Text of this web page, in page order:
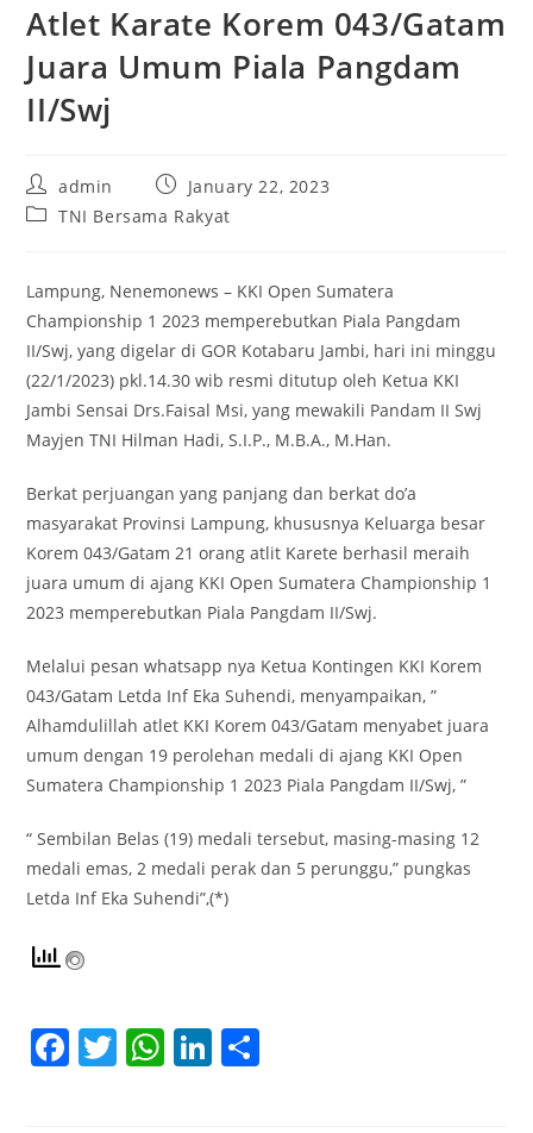
Atlet Karate Korem 043/Gatam
Juara Umum Piala Pangdam
II/Swj
Post
author:
admin
Post
published:
January 22, 2023
PostTNI Bersama Rakyat
Lampung, Nenemonews – KKI Open Sumatera
Championship 1 2023 memperebutkan Piala Pangdam
II/Swj, yang digelar di GOR Kotabaru Jambi, hari ini minggu
(22/1/2023) pkl.14.30 wib resmi ditutup oleh Ketua KKI
Jambi Sensai Drs.Faisal Msi, yang mewakili Pandam II Swj
Mayjen TNI Hilman Hadi, S.I.P., M.B.A., M.Han.
Berkat perjuangan yang panjang dan berkat do’a
masyarakat Provinsi Lampung, khususnya Keluarga besar
Korem 043/Gatam 21 orang atlit Karete berhasil meraih
juara umum di ajang KKI Open Sumatera Championship 1
2023 memperebutkan Piala Pangdam II/Swj.
Melalui pesan whatsapp nya Ketua Kontingen KKI Korem
043/Gatam Letda Inf Eka Suhendi, menyampaikan, ”
Alhamdulillah atlet KKI Korem 043/Gatam menyabet juara
umum dengan 19 perolehan medali di ajang KKI Open
Sumatera Championship 1 2023 Piala Pangdam II/Swj, ”
“ Sembilan Belas (19) medali tersebut, masing-masing 12
medali emas, 2 medali perak dan 5 perunggu,” pungkas
Letda Inf Eka Suhendi”,(*)
F T W Li